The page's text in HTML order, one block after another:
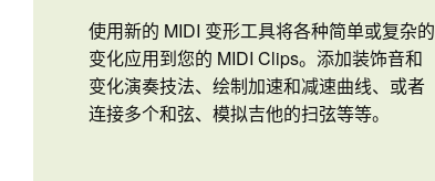
使用新的 MIDI 变形工具将各种简单或复杂的
变化应用到您的 MIDI Clips。添加装饰音和
变化演奏技法、绘制加速和减速曲线、或者
连接多个和弦、模拟吉他的扫弦等等。